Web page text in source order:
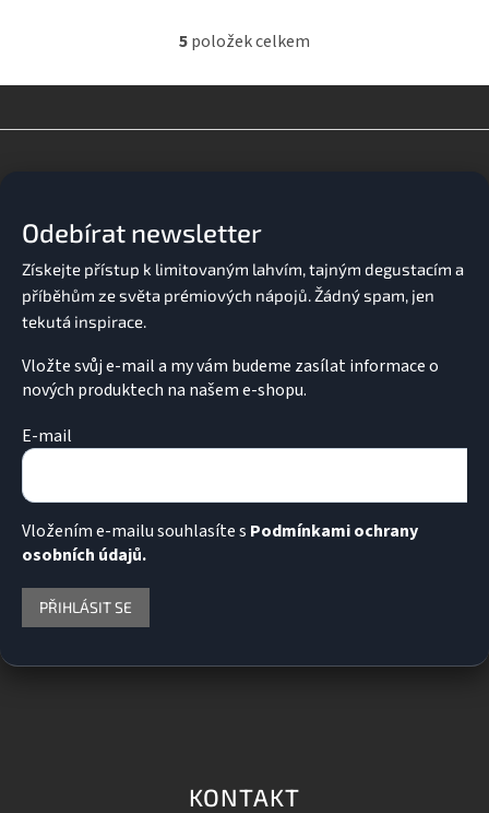
O
l
d
r
v
k
y
p
i
s
5položek celkem
Odebírat newsletter
Vložte svůj e-mail a my vám budeme zasílat informace o
nových produktech na našem e-shopu.
E-mail
Vložením e-mailu souhlasíte s Podmínkami ochrany
osobních údajů.
PŘIHLÁSIT SE
KONTAKT